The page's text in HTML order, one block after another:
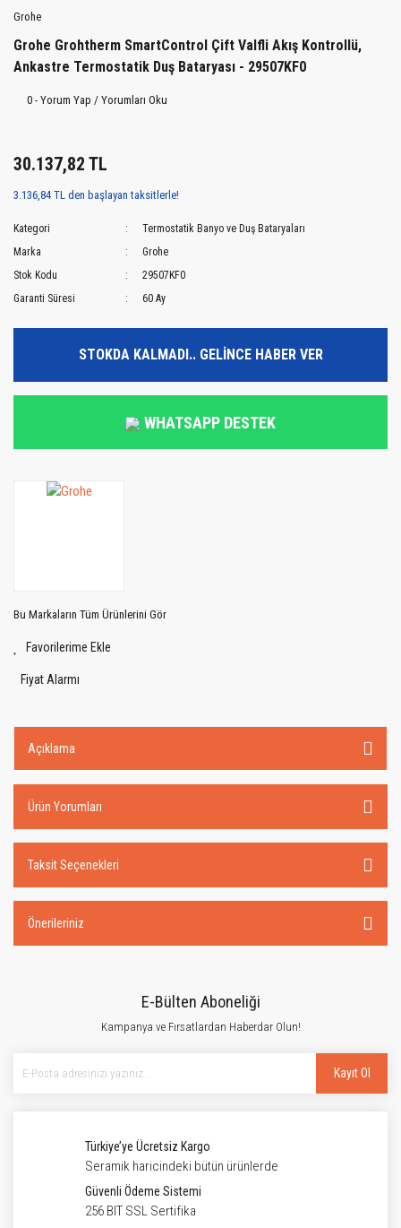
Grohe
Grohe Grohtherm SmartControl Çift Valfli Akış Kontrollü,
Ankastre Termostatik Duş Bataryası - 29507KF0
0 - Yorum Yap / Yorumları Oku
30.137,82 TL
3.136,84 TL den başlayan taksitlerle!
Kategori
Termostatik Banyo ve Duş Bataryaları
Marka
Grohe
Stok Kodu
29507KF0
Garanti Süresi
60 Ay
STOKDA KALMADI.. GELİNCE HABER VER
WHATSAPP DESTEK
Bu Markaların Tüm Ürünlerini Gör
Fiyat Alarmı
Açıklama
Ürün Yorumları
Taksit Seçenekleri
Önerileriniz
E-Bülten Aboneliği
Kampanya ve Fırsatlardan Haberdar Olun!
Kayıt Ol
Türkiye’ye Ücretsiz Kargo
Seramik haricindeki bütün ürünlerde
Güvenli Ödeme Sistemi
256 BIT SSL Sertifika